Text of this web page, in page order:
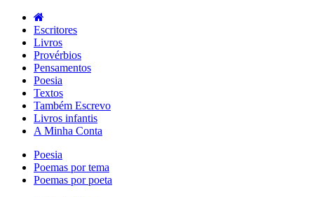
Escritores
Livros
Provérbios
Pensamentos
Poesia
Textos
Também Escrevo
Livros infantis
A Minha Conta
Poesia
Poemas por tema
Poemas por poeta